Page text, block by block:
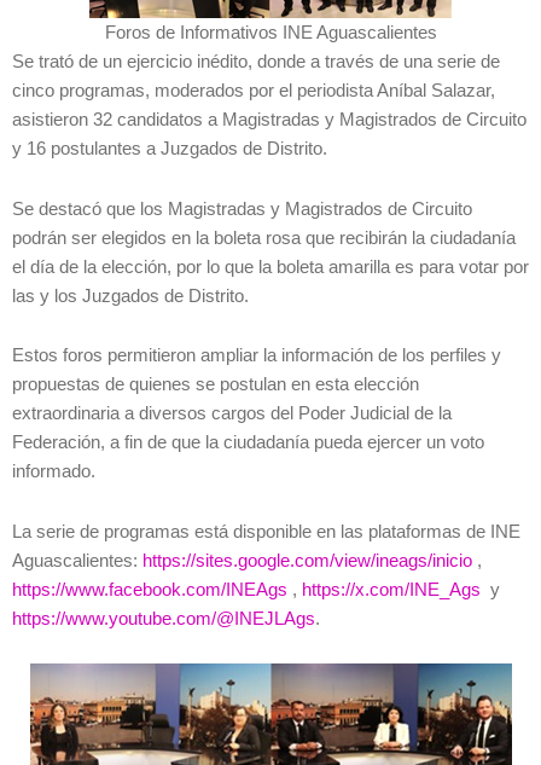
Foros de Informativos INE Aguascalientes
Se trató de un ejercicio inédito, donde a través de una serie de
cinco programas, moderados por el periodista Aníbal Salazar,
asistieron 32 candidatos a Magistradas y Magistrados de Circuito
y 16 postulantes a Juzgados de Distrito.
Se destacó que los Magistradas y Magistrados de Circuito
podrán ser elegidos en la boleta rosa que recibirán la ciudadanía
el día de la elección, por lo que la boleta amarilla es para votar por
las y los Juzgados de Distrito.
Estos foros permitieron ampliar la información de los perfiles y
propuestas de quienes se postulan en esta elección
extraordinaria a diversos cargos del Poder Judicial de la
Federación, a fin de que la ciudadanía pueda ejercer un voto
informado.
La serie de programas está disponible en las plataformas de INE
Aguascalientes: https://sites.google.com/view/ineags/inicio ,
https://www.facebook.com/INEAgs , https://x.com/INE_Ags y
https://www.youtube.com/@INEJLAgs.